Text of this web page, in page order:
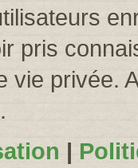
pris
vie privée.
|